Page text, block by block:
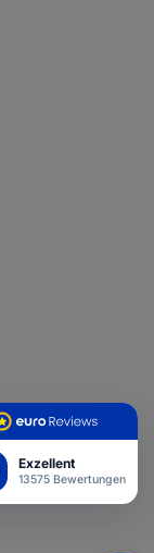
Exzellent
13575 Bewertungen